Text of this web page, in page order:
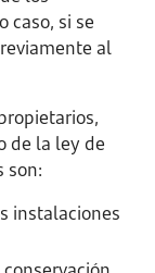
caso, si se
al
de la ley de
son:
instalaciones